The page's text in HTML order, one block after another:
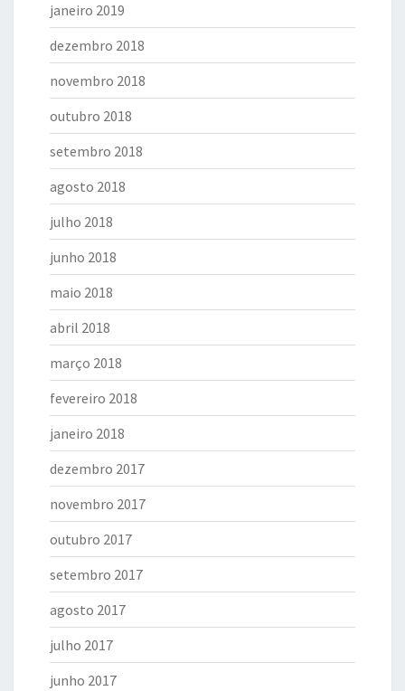
janeiro 2019
dezembro 2018
novembro 2018
outubro 2018
setembro 2018
agosto 2018
julho 2018
junho 2018
maio 2018
abril 2018
março 2018
fevereiro 2018
janeiro 2018
dezembro 2017
novembro 2017
outubro 2017
setembro 2017
agosto 2017
julho 2017
junho 2017